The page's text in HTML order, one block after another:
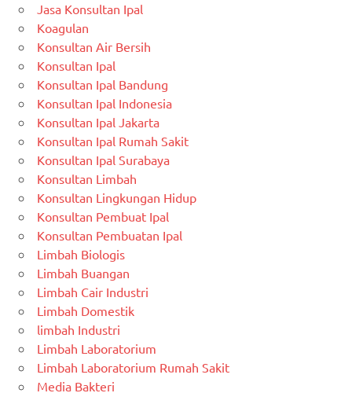
Jasa Konsultan Ipal
Koagulan
Konsultan Air Bersih
Konsultan Ipal
Konsultan Ipal Bandung
Konsultan Ipal Indonesia
Konsultan Ipal Jakarta
Konsultan Ipal Rumah Sakit
Konsultan Ipal Surabaya
Konsultan Limbah
Konsultan Lingkungan Hidup
Konsultan Pembuat Ipal
Konsultan Pembuatan Ipal
Limbah Biologis
Limbah Buangan
Limbah Cair Industri
Limbah Domestik
limbah Industri
Limbah Laboratorium
Limbah Laboratorium Rumah Sakit
Media Bakteri